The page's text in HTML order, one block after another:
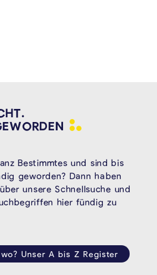
Bestimmtes und sind bis
geworden? Dann haben
unsere Schnellsuche und
hier fündig zu
Unser A bis Z Register